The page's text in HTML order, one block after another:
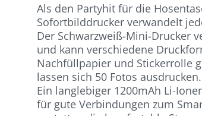
Als den Partyhit für die
Sofortbilddrucker verwandelt
Der Schwarzweiß-Mini-Drucker
und kann verschiedene
Nachfüllpapier und Stickerrolle
lassen sich 50 Fotos
Ein langlebiger 1200mAh Li-
für gute Verbindungen zum